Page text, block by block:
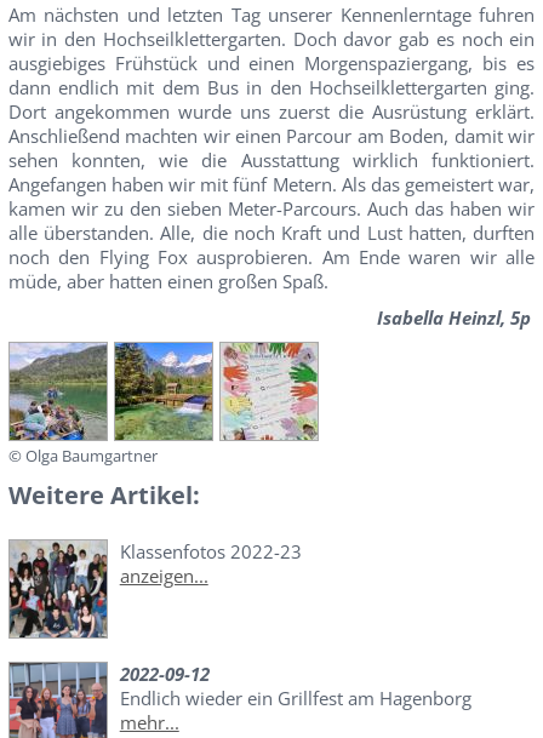
Am nächsten und letzten Tag unserer Kennenlerntage fuhren
wir in den Hochseilklettergarten. Doch davor gab es noch ein
ausgiebiges Frühstück und einen Morgenspaziergang, bis es
dann endlich mit dem Bus in den Hochseilklettergarten ging.
Dort angekommen wurde uns zuerst die Ausrüstung erklärt.
Anschließend machten wir einen Parcour am Boden, damit wir
sehen konnten, wie die Ausstattung wirklich funktioniert.
Angefangen haben wir mit fünf Metern. Als das gemeistert war,
kamen wir zu den sieben Meter-Parcours. Auch das haben wir
alle überstanden. Alle, die noch Kraft und Lust hatten, durften
noch den Flying Fox ausprobieren. Am Ende waren wir alle
müde, aber hatten einen großen Spaß.
Isabella Heinzl, 5p
© Olga Baumgartner
Weitere Artikel:
Klassenfotos 2022-23
anzeigen...
2022-09-12
Endlich wieder ein Grillfest am Hagenborg
mehr...